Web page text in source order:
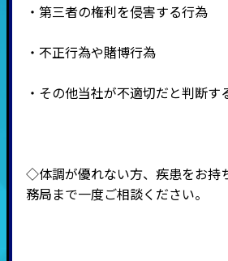
・第三者の権利を侵害する行為
・不正行為や賭博行為
・その他当社が不適切だと判断す
◇体調が優れない方、疾患をお持
務局まで一度ご相談ください。